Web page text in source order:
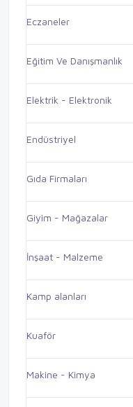
Eczaneler
Eğitim Ve Danışmanlık
Elektrik - Elektronik
Endüstriyel
Gıda Firmaları
Giyim - Mağazalar
İnşaat - Malzeme
Kamp alanları
Kuaför
Makine - Kimya